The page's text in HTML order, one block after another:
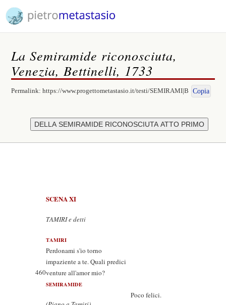
La Semiramide riconosciuta,
Venezia, Bettinelli, 1733
Permalink:https://www.progettometastasio.it/testi/SEMIRAMI|B Copia
SCENA XI
TAMIRI e detti
TAMIRI
Perdonami s'io torno
impaziente a te. Quali predici
460venture all'amor mio?
SEMIRAMIDE
Poco felici.